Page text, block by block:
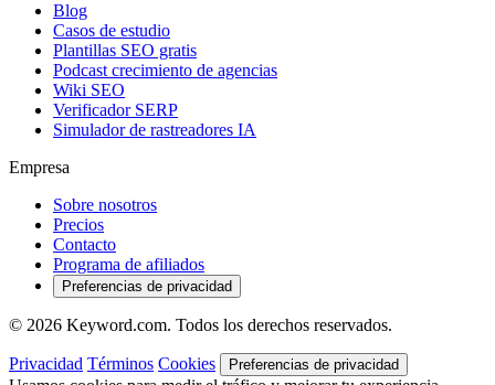
Blog
Casos de estudio
Plantillas SEO gratis
Podcast crecimiento de agencias
Wiki SEO
Verificador SERP
Simulador de rastreadores IA
Empresa
Sobre nosotros
Precios
Contacto
Programa de afiliados
Preferencias de privacidad
© 2026 Keyword.com. Todos los derechos reservados.
Privacidad Términos Cookies Preferencias de privacidad